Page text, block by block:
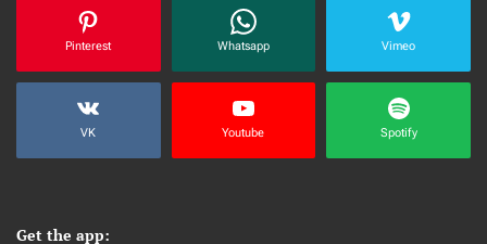
Pinterest Whatsapp Vimeo
VK Youtube Spotify
Get the app: